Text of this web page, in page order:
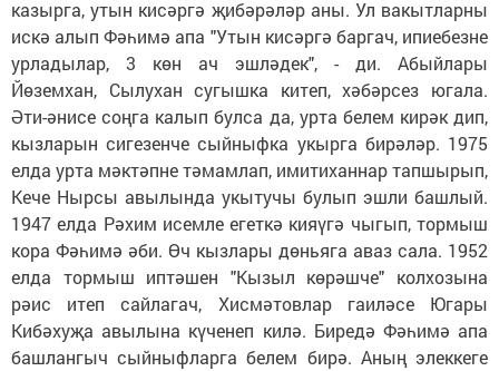
казырга, утын кисәргә җибәрәләр аны. Ул вакытларны
искә алып Фәһимә апа "Утын кисәргә баргач, ипиебезне
урладылар, 3 көн ач эшләдек", - ди. Абыйлары
Йөземхан, Сылухан сугышка китеп, хәбәрсез югала.
Әти-әнисе соңга калып булса да, урта белем кирәк дип,
кызларын сигезенче сыйныфка укырга бирәләр. 1975
елда урта мәктәпне тәмамлап, имитиханнар тапшырып,
Кече Нырсы авылында укытучы булып эшли башлый.
1947 елда Рәхим исемле егеткә кияүгә чыгып, тормыш
кора Фәһимә әби. Өч кызлары дөньяга аваз сала. 1952
елда тормыш иптәшен "Кызыл көрәшче" колхозына
рәис итеп сайлагач, Хисмәтовлар гаиләсе Югары
Кибәхуҗа авылына күченеп килә. Биредә Фәһимә апа
башлангыч сыйныфларга белем бирә. Аның элеккеге